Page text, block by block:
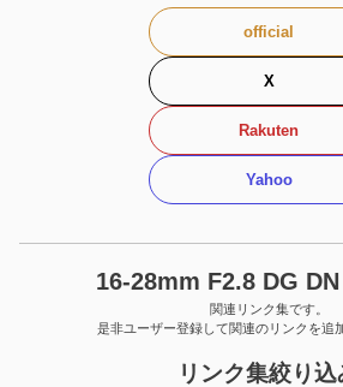
official
X
Rakuten
Yahoo
16-28mm F2.8 DG
関連リンク集です。
是非ユーザー登録して関連のリンクを追
リンク集絞り込